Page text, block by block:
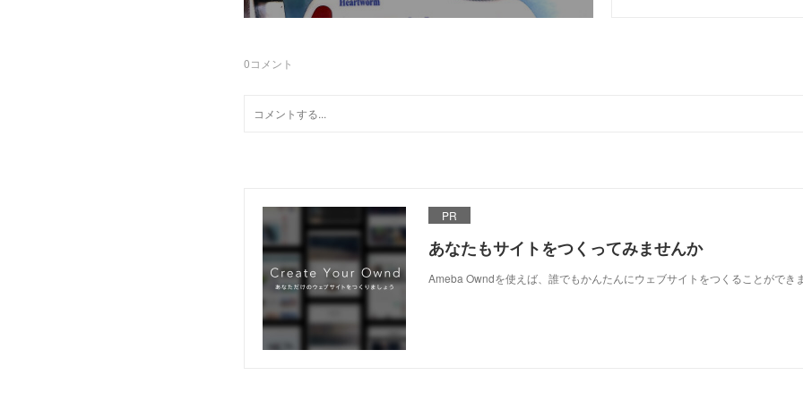
0コメント
PR
あなたもサイトをつくってみませんか
Ameba Owndを使えば、誰でもかんたんにウェブサイトをつくることができ